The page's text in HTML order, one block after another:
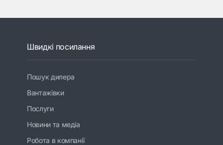
Швидкі посилання
Пошук дилера
Вантажівки
Послуги
Новини та медіа
Робота в компанії